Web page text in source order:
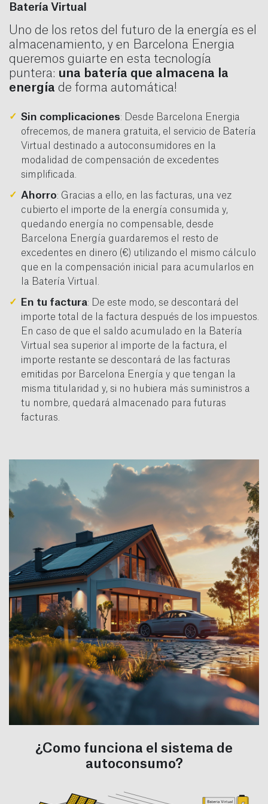
Batería Virtual
Uno de los retos del futuro de la energía es el
almacenamiento, y en Barcelona Energia
queremos guiarte en esta tecnología
puntera: una batería que almacena la
energía de forma automática!
Sin complicaciones: Desde Barcelona Energia
ofrecemos, de manera gratuita, el servicio de Batería
Virtual destinado a autoconsumidores en la
modalidad de compensación de excedentes
simplificada.
Ahorro: Gracias a ello, en las facturas, una vez
cubierto el importe de la energía consumida y,
quedando energía no compensable, desde
Barcelona Energía guardaremos el resto de
excedentes en dinero (€) utilizando el mismo cálculo
que en la compensación inicial para acumularlos en
la Batería Virtual.
En tu factura: De este modo, se descontará del
importe total de la factura después de los impuestos.
En caso de que el saldo acumulado en la Batería
Virtual sea superior al importe de la factura, el
importe restante se descontará de las facturas
emitidas por Barcelona Energía y que tengan la
misma titularidad y, si no hubiera más suministros a
tu nombre, quedará almacenado para futuras
facturas.
almacenamiento, y en Barcelona Energia
¿Como funciona el sistema de
autoconsumo?